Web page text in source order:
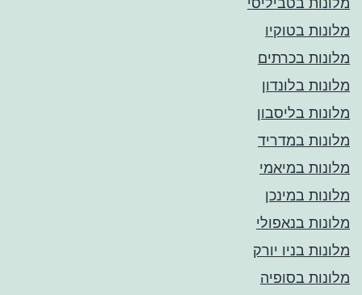
מלונות בטוקיו
מלונות בכרתים
מלונות בלונדון
מלונות בליסבון
מלונות במדריד
מלונות במיאמי
מלונות במינכן
מלונות בנאפולי
מלונות בניו יורק
מלונות בסופיה